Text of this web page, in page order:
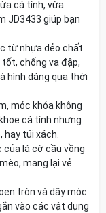
cá tính, vừa
JD3433 giúp bạn
từ nhựa dẻo chất
tốt, chống va đập,
hình dáng qua thời
móc khóa không
cá tính nhưng
hay túi xách.
của lá cờ cầu vồng
mang lại vẻ
tròn và dây móc
vào các vật dụng